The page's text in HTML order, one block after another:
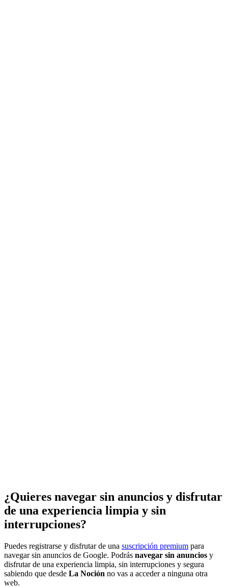
¿Quieres navegar sin anuncios y disfrutar
de una experiencia limpia y sin
interrupciones?
Puedes registrarse y disfrutar de una suscripción premium para
navegar sin anuncios de Google. Podrás navegar sin anuncios y
disfrutar de una experiencia limpia, sin interrupciones y segura
sabiendo que desde La Noción no vas a acceder a ninguna otra
web.